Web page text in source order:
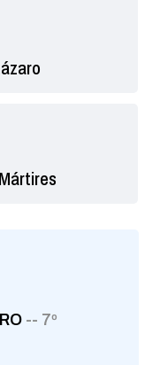
-- 7º